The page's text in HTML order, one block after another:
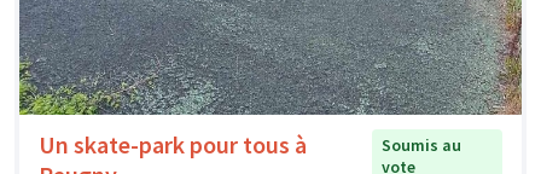
Un skate-park pour tous à
Soumis au
vote